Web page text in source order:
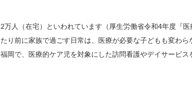
万人（在宅）といわれています（厚生労働省令和4年度『
り前に家族で過ごす日常は、医療が必要な子どもも変わ
岡で、医療的ケア児を対象にした訪問看護やデイサービス